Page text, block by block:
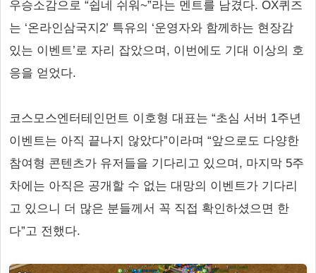
우승소감으로 “쉽네 쉬워~”라는 멘트를 남겼다. OX퀴즈
는 ‘온라인삼국지2’ 특유의 ‘운영자와 함께하는 현장감
있는 이벤트’로 자리 잡았으며, 이번에도 기대 이상의 호
응을 얻었다.
코스모스엔터테인먼트 이호형 대표는 “초심 서버 1주년
이벤트는 아직 끝나지 않았다”이라며 “앞으로도 다양한
참여형 콘텐츠가 유저들을 기다리고 있으며, 마지막 5주
차에는 아직은 공개할 수 없는 대망의 이벤트가 기다리
고 있으니 더 많은 분들께서 꼭 직접 확인하셨으면 한
다”고 전했다.